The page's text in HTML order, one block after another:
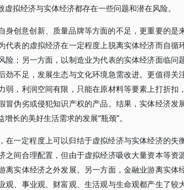
拟经济与实体经济都存在一些问题和潜在风险。
身创意创新、质量品牌等方面的不足，更重要的是
代表的虚拟经济在一定程度上脱离实体经济而自循
险；另一方面，以制造业为代表的实体经济面临问
劲不足，发展生态与文化环境急需改进。更值得关
弱，利润空间有限，只能在原材料等要素上打折扣
冒伪劣或侵犯知识产权的产品。结果，实体经济发
长的美好生活需求的发展“瓶颈”。
在一定程度上可以归结于虚拟经济与实体经济的失
之间合理配置，但由于虚拟经济吸收大量资本等资
离实体经济之外发展。另一方面，金融业游离实体
观、事业观、财富观、生活观与生命观都产生了较